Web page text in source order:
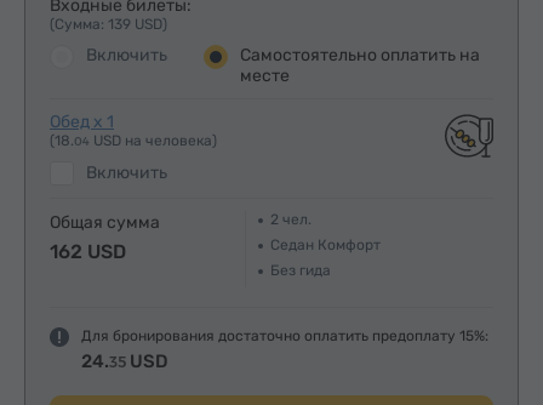
Входные билеты:
(Сумма: 139 USD)
Включить
Самостоятельно оплатить на
месте
Обед x 1
(18.04 USD на человека)
Включить
Общая сумма
162 USD
2 чел.
Седан Комфорт
Без гида
Для бронирования достаточно оплатить предоплату 15%:
24.35 USD